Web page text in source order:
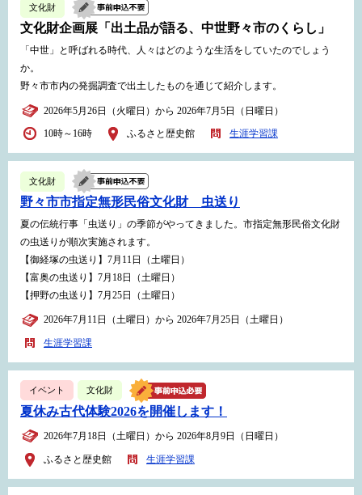
文化財
文化財企画展「出土品が語る、中世野々市のくらし」
「中世」と呼ばれる時代、人々はどのような生活をしていたのでしょう
か。
野々市市内の発掘調査で出土したものを通じて紹介します。
2026年5月26日（火曜日）から 2026年7月5日（日曜日）
10時～16時 ふるさと歴史館 生涯学習課
文化財
野々市市指定無形民俗文化財 虫送り
夏の伝統行事「虫送り」の季節がやってきました。市指定無形民俗文化財
の虫送りが順次実施されます。
【御経塚の虫送り】7月11日（土曜日）
【富奥の虫送り】7月18日（土曜日）
【押野の虫送り】7月25日（土曜日）
2026年7月11日（土曜日）から 2026年7月25日（土曜日）
生涯学習課
イベント 文化財
夏休み古代体験2026を開催します！
2026年7月18日（土曜日）から 2026年8月9日（日曜日）
ふるさと歴史館 生涯学習課